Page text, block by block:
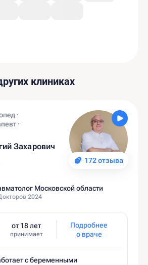
клиниках
172 отзыва
·
·
Захарович
Московской области
2024
от 18 лет
принимает
Подробнее
о враче
с беременными